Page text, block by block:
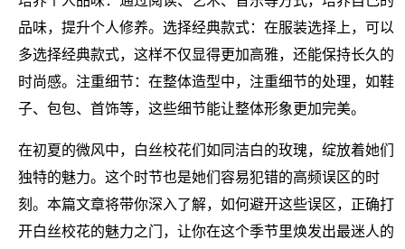
品味，提升个人修养。选择经典款式：在服装选择上，可以
多选择经典款式，这样不仅显得更加高雅，还能保持长久的
时尚感。注重细节：在整体造型中，注重细节的处理，如鞋
子、包包、首饰等，这些细节能让整体形象更加完美。
在初夏的微风中，白丝校花们如同洁白的玫瑰，绽放着她们
独特的魅力。这个时节也是她们容易犯错的高频误区的时
刻。本篇文章将带你深入了解，如何避开这些误区，正确打
开白丝校花的魅力之门，让你在这个季节里焕发出最迷人的